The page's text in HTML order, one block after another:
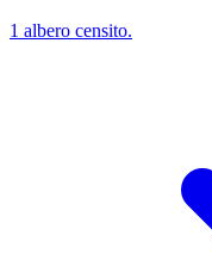
1 albero censito.